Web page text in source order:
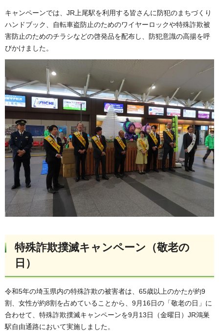
キャンペーンでは、JR上尾駅を利用する皆さんに防犯のまちづくり
ハンドブック、自転車盗防止のためのワイヤーロックや特殊詐欺被
害防止のためのチラシなどの啓発品を配布し、防犯意識の高揚を呼
びかけました。
特殊詐欺撲滅キャンペーン（敬老の
日）
令和5年の埼玉県内の特殊詐欺の被害者は、65歳以上のかたが約9
割、女性が約8割を占めていることから、9月16日の「敬老の日」に
合わせて、特殊詐欺撲滅キャンペーンを9月13日（金曜日）JR鴻巣
駅自由通路において実施しました。